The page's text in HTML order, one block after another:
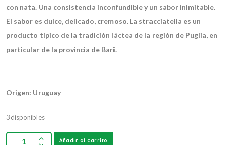
con nata. Una consistencia inconfundible y un sabor inimitable.
El sabor es dulce, delicado, cremoso. La stracciatella es un
producto típico de la tradición láctea de la región de Puglia, en
particular de la provincia de Bari.
Origen: Uruguay
3 disponibles
Añadir al carrito